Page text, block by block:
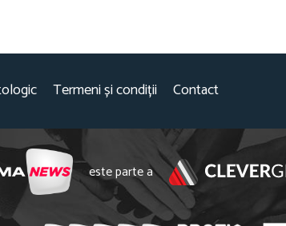
Termeni și condiții Contact
este parte a